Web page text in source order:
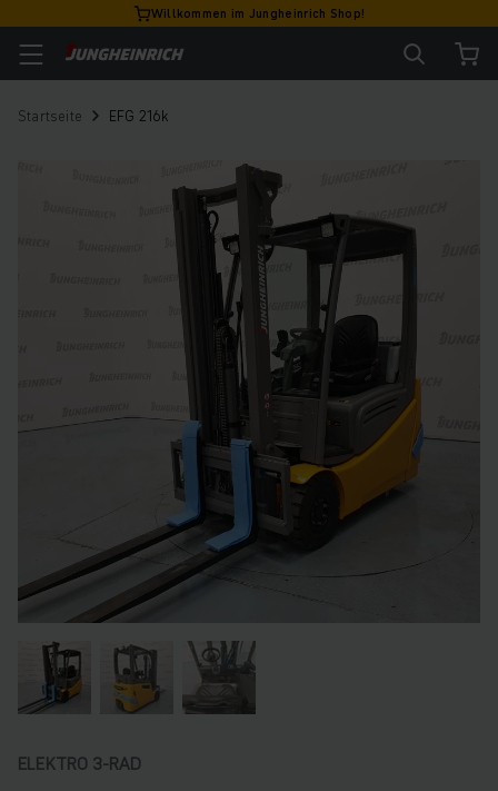
Willkommen im Jungheinrich Shop!
Startseite EFG 216k
ELEKTRO 3-RAD